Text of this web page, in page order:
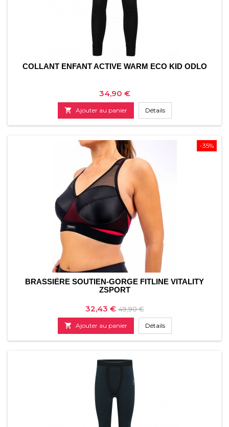
COLLANT ENFANT ACTIVE WARM ECO KID ODLO
Prix
34,90 €
 Ajouter au panier Détails
-35%
BRASSIÈRE SOUTIEN-GORGE FITLINE VITALITY
ZSPORT
Prix
32,43 € Prix
de
base
49,90 €
 Ajouter au panier Détails